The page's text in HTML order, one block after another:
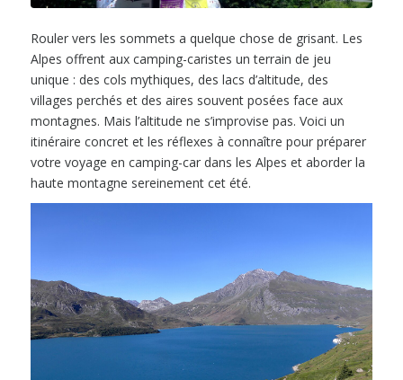
Rouler vers les sommets a quelque chose de grisant. Les
Alpes offrent aux camping-caristes un terrain de jeu
unique : des cols mythiques, des lacs d’altitude, des
villages perchés et des aires souvent posées face aux
montagnes. Mais l’altitude ne s’improvise pas. Voici un
itinéraire concret et les réflexes à connaître pour préparer
votre voyage en camping-car dans les Alpes et aborder la
haute montagne sereinement cet été.